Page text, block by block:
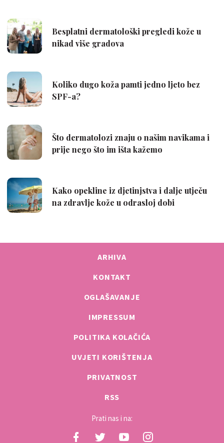
ARHIVA
KONTAKT
OGLAŠAVANJE
IMPRESSUM
POLITIKA KOLAČIĆA
UVJETI KORIŠTENJA
PRIVATNOST
RSS
Prati nas i na: